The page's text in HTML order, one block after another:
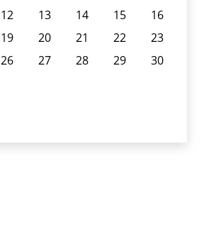
12 13 14 15
16
19 20 21 22
23
26 27 28 29
30